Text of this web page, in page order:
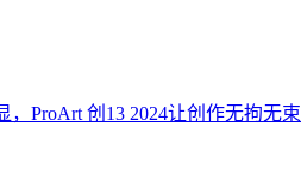
ProArt 创13 2024让创作无拘无束